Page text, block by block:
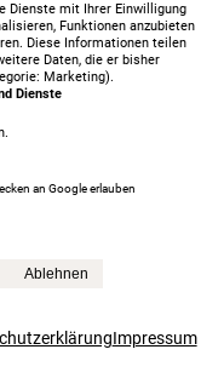
Kontaktformulars
E-
Straße und
Anfrageart, Anfrage
den Nutzer weitere
werden zudem
Dienste mit Ihrer Einwilligung
Funktionen anzubieten
Diese Informationen teilen
Daten, die er bisher
Marketing).
Dienste
an Google erlauben
Ablehnen
Impressum